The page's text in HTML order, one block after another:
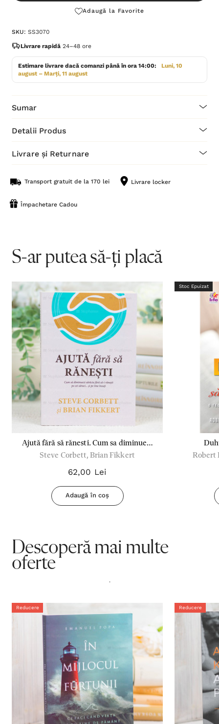
Adaugă la Favorite
SKU: SS3070
Livrare rapidă 24–48 ore
Estimare livrare dacă comanzi până în ora 14:00:
Luni, 10
august – Marți, 11 august
Sumar
Detalii Produs
Livrare și Returnare
Transport gratuit de la 170 lei Livrare locker
Împachetare Cadou
S-ar putea să-ți placă
Ajută fără să rănesti. Cum sa diminuezi
sărăcia fără să-i rănești pe cei săraci...și
pe tine însuți
Steve Corbett, Brian Fikkert
62,00 Lei
Adaugă în coș
Stoc Epuizat
Robert
Descoperă mai multe
oferte
.
Reducere Reducere